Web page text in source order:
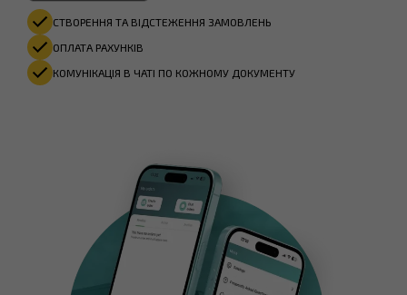
СТВОРЕННЯ ТА ВІДСТЕЖЕННЯ ЗАМОВЛЕНЬ
ОПЛАТА РАХУНКІВ​
КОМУНІКАЦІЯ В ЧАТІ ПО КОЖНОМУ ДОКУМЕНТУ